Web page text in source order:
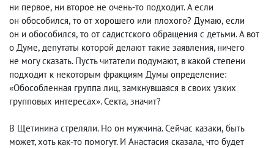
ни первое, ни второе не очень-то подходит. А если
он обособился, то от хорошего или плохого? Думаю, если
он и обособился, то от садистского обращения с детьми. А вот
о Думе, депутаты которой делают такие заявления, ничего
не могу сказать. Пусть читатели подумают, в какой степени
подходит к некоторым фракциям Думы определение:
«Обособленная группа лиц, замкнувшаяся в своих узких
групповых интересах». Секта, значит?
В Щетинина стреляли. Но он мужчина. Сейчас казаки, быть
может, хоть как-то помогут. И Анастасия сказала, что будет